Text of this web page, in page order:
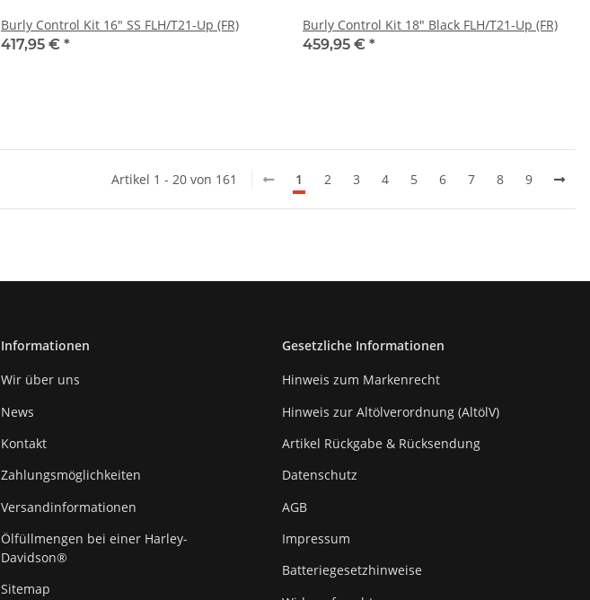
Burly Control Kit 16" SS FLH/T21-Up (FR)
417,95 € *
Burly Control Kit 18" Black FLH/T21-Up (FR)
459,95 € *
Artikel 1 - 20 von 161 1 2 3 4 5 6 7 8 9
Informationen
Wir über uns
News
Kontakt
Zahlungsmöglichkeiten
Versandinformationen
Ölfüllmengen bei einer Harley-
Davidson®
Sitemap
Gesetzliche Informationen
Hinweis zum Markenrecht
Hinweis zur Altölverordnung (AltölV)
Artikel Rückgabe & Rücksendung
Datenschutz
AGB
Impressum
Batteriegesetzhinweise